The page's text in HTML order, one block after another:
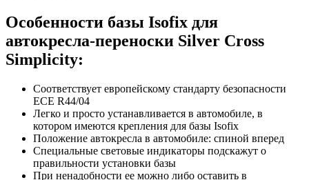
Особенности базы Isofix для
автокресла-переноски Silver Cross
Simplicity:
Соответствует европейскому стандарту безопасности
ЕСЕ R44/04
Легко и просто устанавливается в автомобиле, в
котором имеются крепления для базы Isofix
Положение автокресла в автомобиле: спиной вперед
Специальные световые индикаторы подскажут о
правильности установки базы
При ненадобности ее можно либо оставить в